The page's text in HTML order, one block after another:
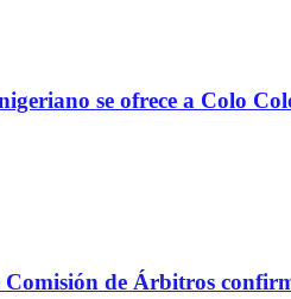
se ofrece a Colo
Comisión de Árbitros